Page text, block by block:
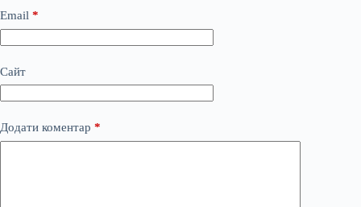
Email *
Сайт
Додати коментар *